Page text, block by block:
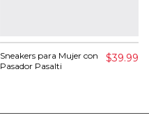
Sneakers para Mujer con
Pasador Pasalti
$39.99